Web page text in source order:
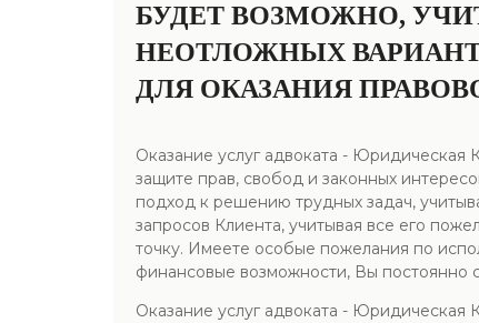
БУДЕТ ВОЗМОЖНО,
НЕОТЛОЖНЫХ
ДЛЯ ОКАЗАНИЯ
Оказание услуг адвоката - Юридическая
защите прав, свобод и законных
подход к решению трудных задач,
запросов Клиента, учитывая все его
точку. Имеете особые пожелания по
финансовые возможности, Вы постоянно
Оказание услуг адвоката -